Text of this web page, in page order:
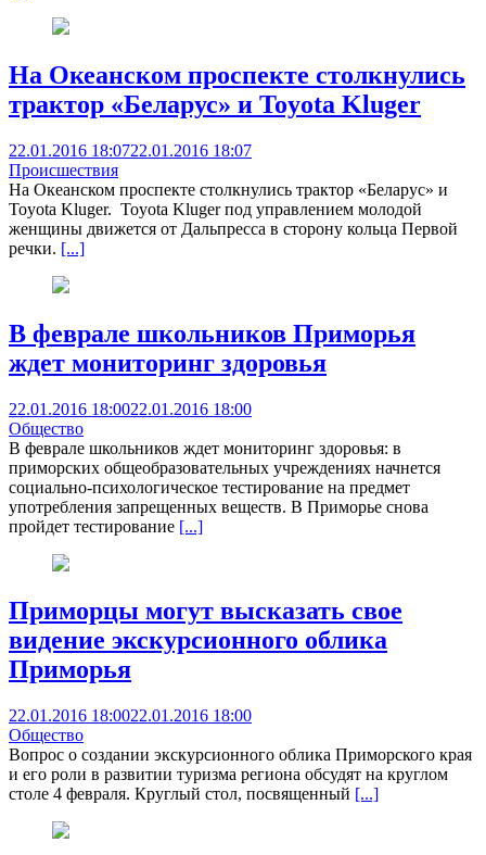
На Океанском проспекте столкнулись
трактор «Беларус» и Toyota Kluger
22.01.2016 18:0722.01.2016 18:07
Происшествия
На Океанском проспекте столкнулись трактор «Беларус» и
Toyota Kluger. Toyota Kluger под управлением молодой
женщины движется от Дальпресса в сторону кольца Первой
речки. [...]
В феврале школьников Приморья
ждет мониторинг здоровья
22.01.2016 18:0022.01.2016 18:00
Общество
В феврале школьников ждет мониторинг здоровья: в
приморских общеобразовательных учреждениях начнется
социально-психологическое тестирование на предмет
употребления запрещенных веществ. В Приморье снова
пройдет тестирование [...]
Приморцы могут высказать свое
видение экскурсионного облика
Приморья
22.01.2016 18:0022.01.2016 18:00
Общество
Вопрос о создании экскурсионного облика Приморского края
и его роли в развитии туризма региона обсудят на круглом
столе 4 февраля. Круглый стол, посвященный [...]